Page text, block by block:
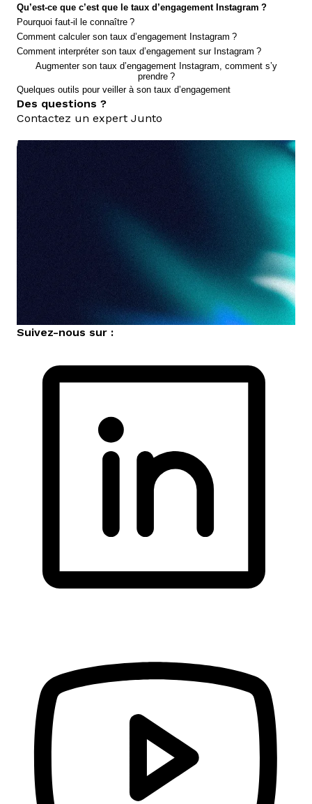
Qu’est-ce que c’est que le taux d’engagement Instagram ?
Pourquoi faut-il le connaître ?
Comment calculer son taux d’engagement Instagram ?
Comment interpréter son taux d’engagement sur Instagram ?
Augmenter son taux d’engagement Instagram, comment s’y
prendre ?
Quelques outils pour veiller à son taux d’engagement
Des questions ?
Contactez un expert Junto
Suivez-nous sur :